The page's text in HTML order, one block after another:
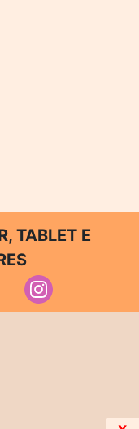
TABLET E